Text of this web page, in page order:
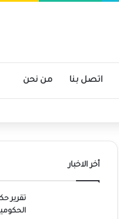
اتصل بنا من نحن
أخر الاخبار
تقرير